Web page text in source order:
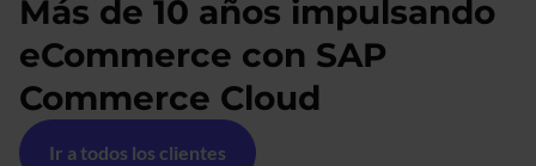
Más de 10 años impulsando
eCommerce con SAP
Commerce Cloud
Ir a todos los clientes